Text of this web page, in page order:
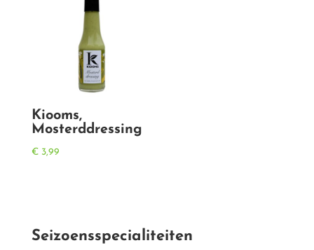
Kiooms,
Mosterddressing
€3,99
Seizoensspecialiteiten